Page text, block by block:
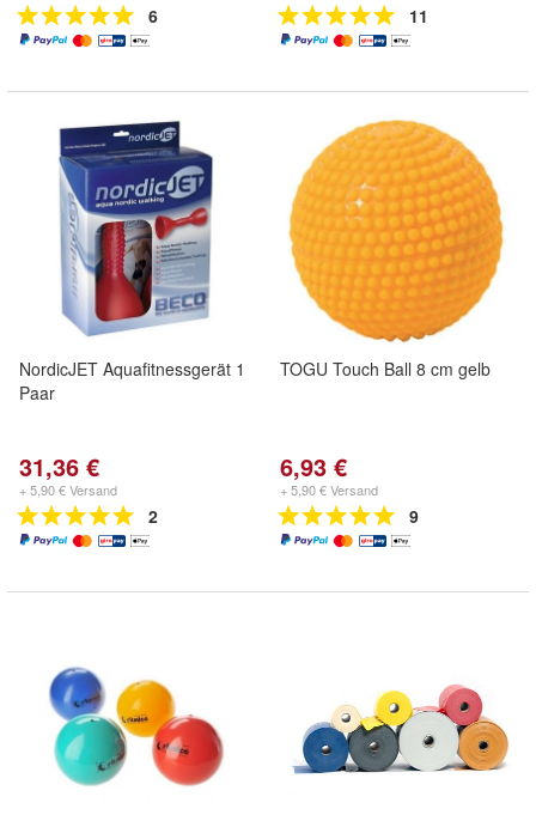
6 11
NordicJET Aquafitnessgerät 1
Paar
31,36 €
+ 5,90 € Versand
2
TOGU Touch Ball 8 cm gelb
6,93 €
+ 5,90 € Versand
9